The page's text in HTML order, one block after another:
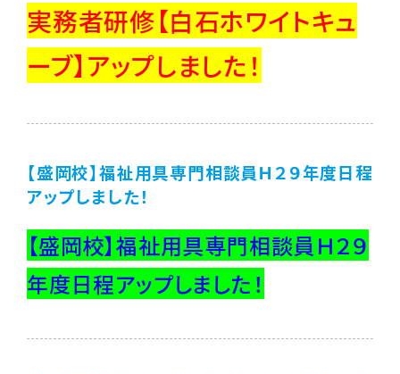
実務者研修【白石ホワイトキュ
ーブ】アップしました！
【盛岡校】福祉用具専門相談員Ｈ２９年度日程
アップしました！
【盛岡校】福祉用具専門相談員Ｈ２９
年度日程アップしました！